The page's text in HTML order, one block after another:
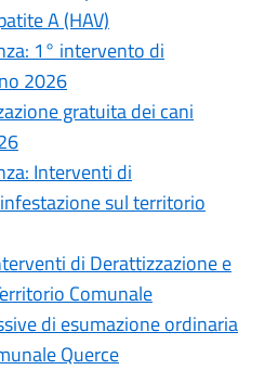
A (HAV)
1° intervento di
2026
gratuita dei cani
Interventi di
sul territorio
di Derattizzazione e
Comunale
di esumazione ordinaria
Querce